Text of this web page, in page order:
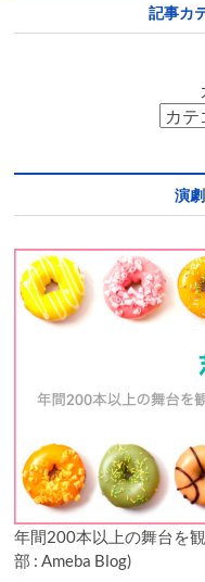
記事カ
演
年間200本以上の舞台を
部 : Ameba Blog)